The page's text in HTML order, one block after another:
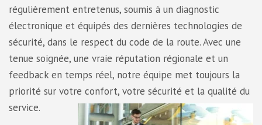
régulièrement entretenus, soumis à un diagnostic
électronique et équipés des dernières technologies de
sécurité, dans le respect du code de la route. Avec une
tenue soignée, une vraie réputation régionale et un
feedback en temps réel, notre équipe met toujours la
priorité sur votre confort, votre sécurité et la qualité du
service.